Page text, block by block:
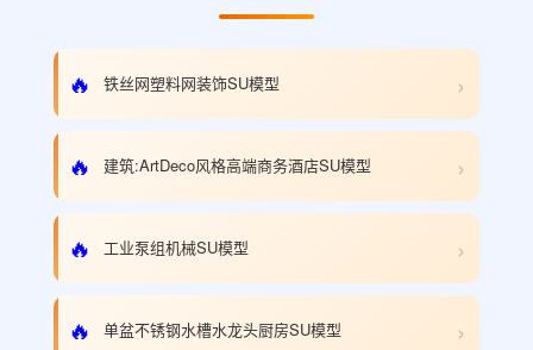
🔥 铁丝网塑料网装饰SU模型 ›
🔥 建筑:ArtDeco风格高端商务酒店SU模型 ›
🔥 工业泵组机械SU模型 ›
🔥 单盆不锈钢水槽水龙头厨房SU模型 ›